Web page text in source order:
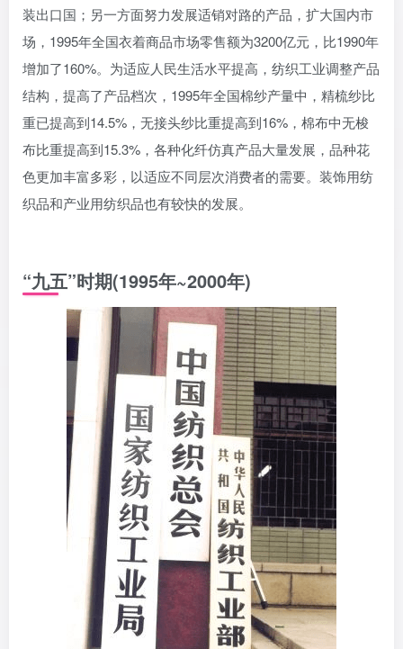
装出口国；另一方面努力发展适销对路的产品，扩大国内市
场，1995年全国衣着商品市场零售额为3200亿元，比1990年
增加了160%。为适应人民生活水平提高，纺织工业调整产品
结构，提高了产品档次，1995年全国棉纱产量中，精梳纱比
重已提高到14.5%，无接头纱比重提高到16%，棉布中无梭
布比重提高到15.3%，各种化纤仿真产品大量发展，品种花
色更加丰富多彩，以适应不同层次消费者的需要。装饰用纺
织品和产业用纺织品也有较快的发展。
“九五”时期(1995年~2000年)